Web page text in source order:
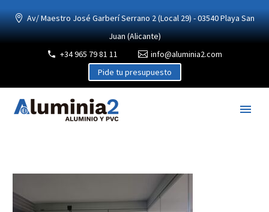
Av/ Maestro José Garberí Serrano 2 (Local 29) - 03540 Playa San
Juan (Alicante)
+34 965 79 81 11
info@aluminia2.com
Pide tu presupuesto